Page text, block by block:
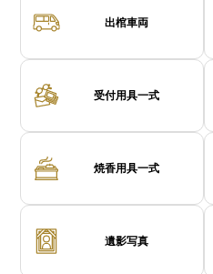
出棺車両
受付用具一式
焼香用具一式
遺影写真